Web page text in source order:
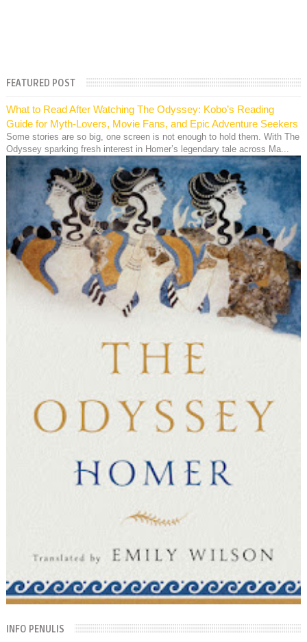
FEATURED POST
What to Read After Watching The Odyssey: Kobo’s Reading
Guide for Myth-Lovers, Movie Fans, and Epic Adventure Seekers
Some stories are so big, one screen is not enough to hold them. With The
Odyssey sparking fresh interest in Homer’s legendary tale across Ma...
INFO PENULIS